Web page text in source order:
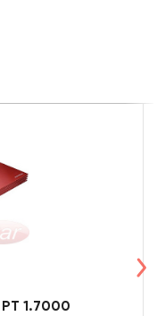
1.7000